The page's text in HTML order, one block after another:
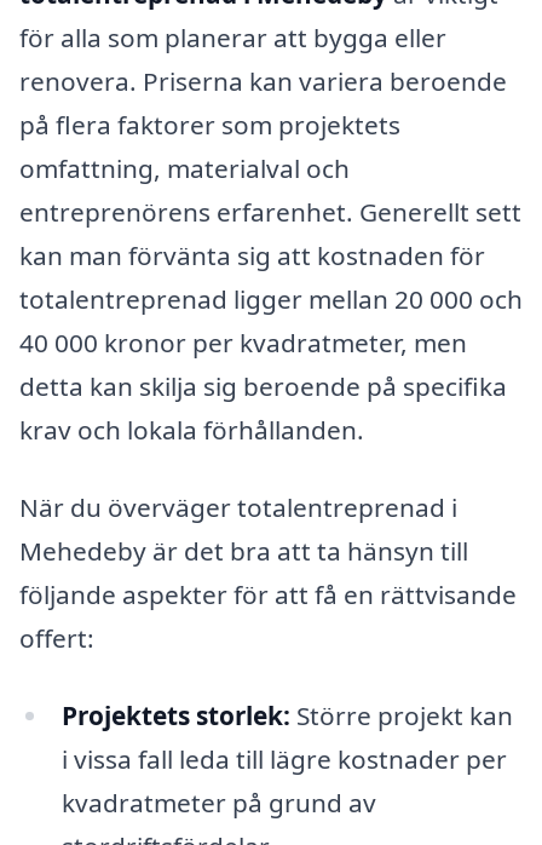
för alla som planerar att bygga eller
renovera. Priserna kan variera beroende
på flera faktorer som projektets
omfattning, materialval och
entreprenörens erfarenhet. Generellt sett
kan man förvänta sig att kostnaden för
totalentreprenad ligger mellan 20 000 och
40 000 kronor per kvadratmeter, men
detta kan skilja sig beroende på specifika
krav och lokala förhållanden.
När du överväger totalentreprenad i
Mehedeby är det bra att ta hänsyn till
följande aspekter för att få en rättvisande
offert:
Projektets storlek: Större projekt kan
i vissa fall leda till lägre kostnader per
kvadratmeter på grund av